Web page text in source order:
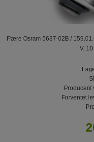
Pære Osram 5637-02B /
V,
Producent
Forventet